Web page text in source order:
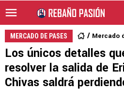
MERCADO DE PASES Mercado
Los únicos detalles
resolver la salida de
Chivas saldrá